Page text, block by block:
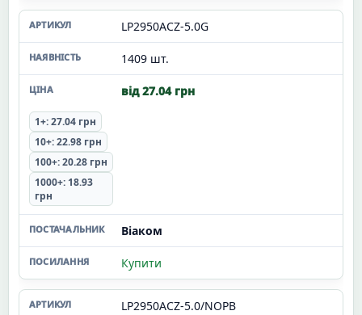
LP2950ACZ-5.0G
1409 шт.
від 27.04 грн
1+: 27.04 грн
10+: 22.98 грн
100+: 20.28 грн
1000+: 18.93
грн
Віаком
Купити
LP2950ACZ-5.0/NOPB